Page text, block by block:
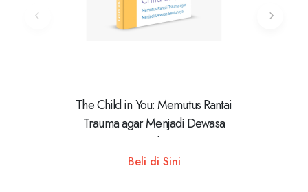
The Child in You: Memutus Rantai
Trauma agar Menjadi Dewasa
Seutuhnya
Beli di Sini